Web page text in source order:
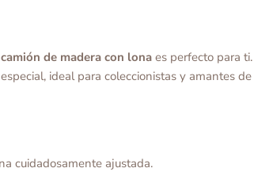
camión de madera con lona es perfecto para
ideal para coleccionistas y amantes
cuidadosamente ajustada.